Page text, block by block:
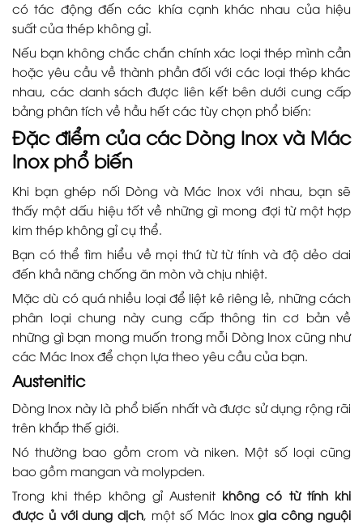
có tác động đến các khía cạnh khác nhau của hiệu
suất của thép không gỉ.
Nếu bạn không chắc chắn chính xác loại thép mình cần
hoặc yêu cầu về thành phần đối với các loại thép khác
nhau, các danh sách được liên kết bên dưới cung cấp
bảng phân tích về hầu hết các tùy chọn phổ biến:
Đặc điểm của các Dòng Inox và Mác
Inox phổ biến
Khi bạn ghép nối Dòng và Mác Inox với nhau, bạn sẽ
thấy một dấu hiệu tốt về những gì mong đợi từ một hợp
kim thép không gỉ cụ thể.
Bạn có thể tìm hiểu về mọi thứ từ từ tính và độ dẻo dai
đến khả năng chống ăn mòn và chịu nhiệt.
Mặc dù có quá nhiều loại để liệt kê riêng lẻ, những cách
phân loại chung này cung cấp thông tin cơ bản về
những gì bạn mong muốn trong mỗi Dòng Inox cũng như
các Mác Inox để chọn lựa theo yêu cầu của bạn.
Austenitic
Dòng Inox này là phổ biến nhất và được sử dụng rộng rãi
trên khắp thế giới.
Nó thường bao gồm crom và niken. Một số loại cũng
bao gồm mangan và molypden.
Trong khi thép không gỉ Austenit không có từ tính khi
được ủ với dung dịch, một số Mác Inoxgia công nguội